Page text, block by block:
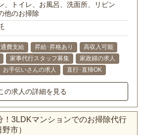
、トイレ、お風呂、洗面所、リビン
他のお掃除
費支給 昇給･昇格あり
高収入可能
家事代行スタッフ募集
家政婦の求人
お手伝いさんの求人 直行･直帰OK
の求人の詳細を見る
！3LDKマンションでのお掃除代行
市）